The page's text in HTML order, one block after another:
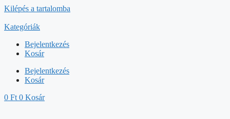
Kilépés a tartalomba
Kategóriák
Bejelentkezés
Kosár
Bejelentkezés
Kosár
0 Ft 0 Kosár